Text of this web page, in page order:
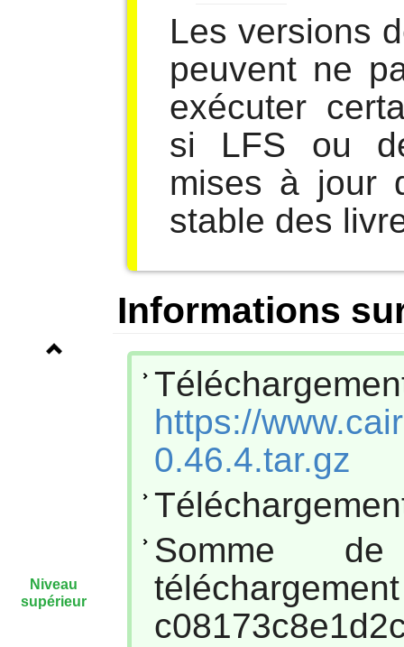
Les versions
peuvent ne
exécuter
si LFS ou
mises à jour
stable des
Informations
https://
0.46.4.tar.gz
Somme
Niveau
supérieur